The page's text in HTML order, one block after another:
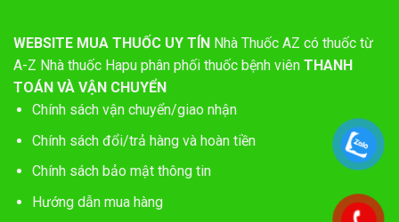
WEBSITE MUA THUỐC UY TÍN Nhà Thuốc AZ có thuốc từ
A-Z Nhà thuốc Hapu phân phối thuốc bệnh viên THANH
TOÁN VÀ VẬN CHUYỂN
Chính sách vận chuyển/giao nhận
Chính sách đổi/trả hàng và hoàn tiền
Chính sách bảo mật thông tin
Hướng dẫn mua hàng